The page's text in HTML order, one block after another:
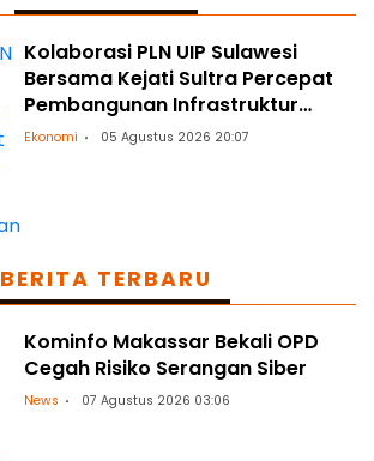
Kolaborasi PLN UIP Sulawesi
Bersama Kejati Sultra Percepat
Pembangunan Infrastruktur
Ketenagalistrikan
Ekonomi 05 Agustus 2026 20:07
BERITA TERBARU
Kominfo Makassar Bekali OPD
Cegah Risiko Serangan Siber
News 07 Agustus 2026 03:06